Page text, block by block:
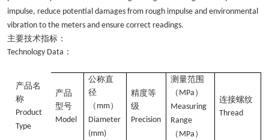
impulse, reduce potential damages from rough impulse and environmental
vibration to the meters and ensure correct readings.
主要技术指标：
Technology Data ：
产品名
称
Product
Type
产品
型号
Model
公称直
径
（ mm）
Diameter
(mm)
精度等
级
Precision
测量范围
（ MPa ）
Measuring
Range
（ MPa ）
连接螺纹
Thread